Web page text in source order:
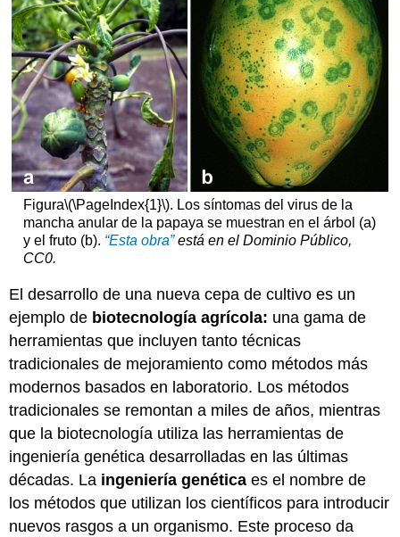
Figura\(\PageIndex{1}\). Los síntomas del virus de la
mancha anular de la papaya se muestran en el árbol (a)
y el fruto (b). “Esta obra” está en el Dominio Público,
CC0.
El desarrollo de una nueva cepa de cultivo es un
ejemplo de biotecnología agrícola: una gama de
herramientas que incluyen tanto técnicas
tradicionales de mejoramiento como métodos más
modernos basados en laboratorio. Los métodos
tradicionales se remontan a miles de años, mientras
que la biotecnología utiliza las herramientas de
ingeniería genética desarrolladas en las últimas
décadas. La ingeniería genética es el nombre de
los métodos que utilizan los científicos para introducir
nuevos rasgos a un organismo. Este proceso da